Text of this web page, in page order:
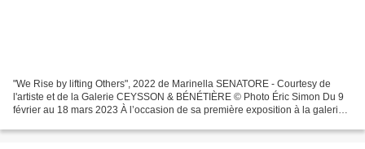
"We Rise by lifting Others", 2022 de Marinella SENATORE - Courtesy de
l'artiste et de la Galerie CEYSSON & BÉNÉTIÈRE © Photo Éric Simon Du 9
février au 18 mars 2023 À l’occasion de sa première exposition à la galerie